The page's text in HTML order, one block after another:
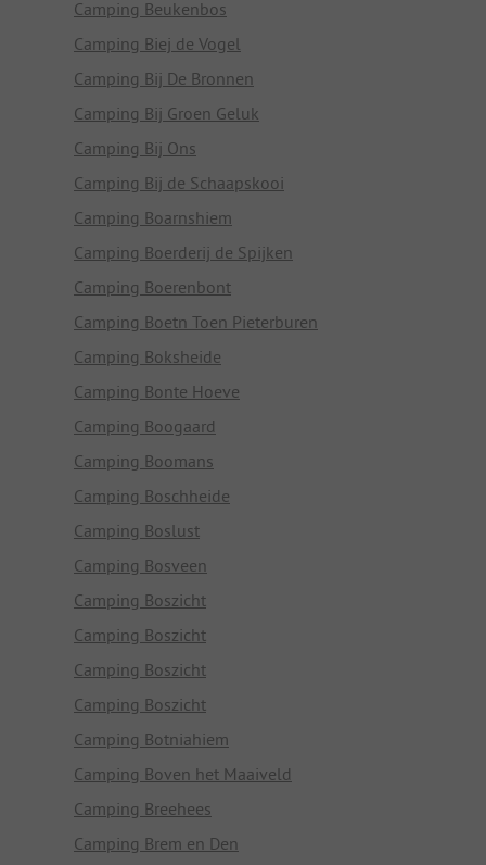
Camping Beukenbos
Camping Biej de Vogel
Camping Bij De Bronnen
Camping Bij Groen Geluk
Camping Bij Ons
Camping Bij de Schaapskooi
Camping Boarnshiem
Camping Boerderij de Spijken
Camping Boerenbont
Camping Boetn Toen Pieterburen
Camping Boksheide
Camping Bonte Hoeve
Camping Boogaard
Camping Boomans
Camping Boschheide
Camping Boslust
Camping Bosveen
Camping Boszicht
Camping Boszicht
Camping Boszicht
Camping Boszicht
Camping Botniahiem
Camping Boven het Maaiveld
Camping Breehees
Camping Brem en Den